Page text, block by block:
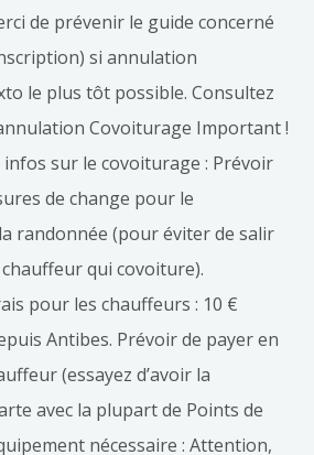
de prévenir le guide concerné
si annulation
le plus tôt possible. Consultez
Covoiturage Important !
infos sur le covoiturage : Prévoir
de change pour le
randonnée (pour éviter de salir
qui covoiture).
pour les chauffeurs : 10 €
Antibes. Prévoir de payer en
(essayez d’avoir la
avec la plupart de Points de
nécessaire : Attention,